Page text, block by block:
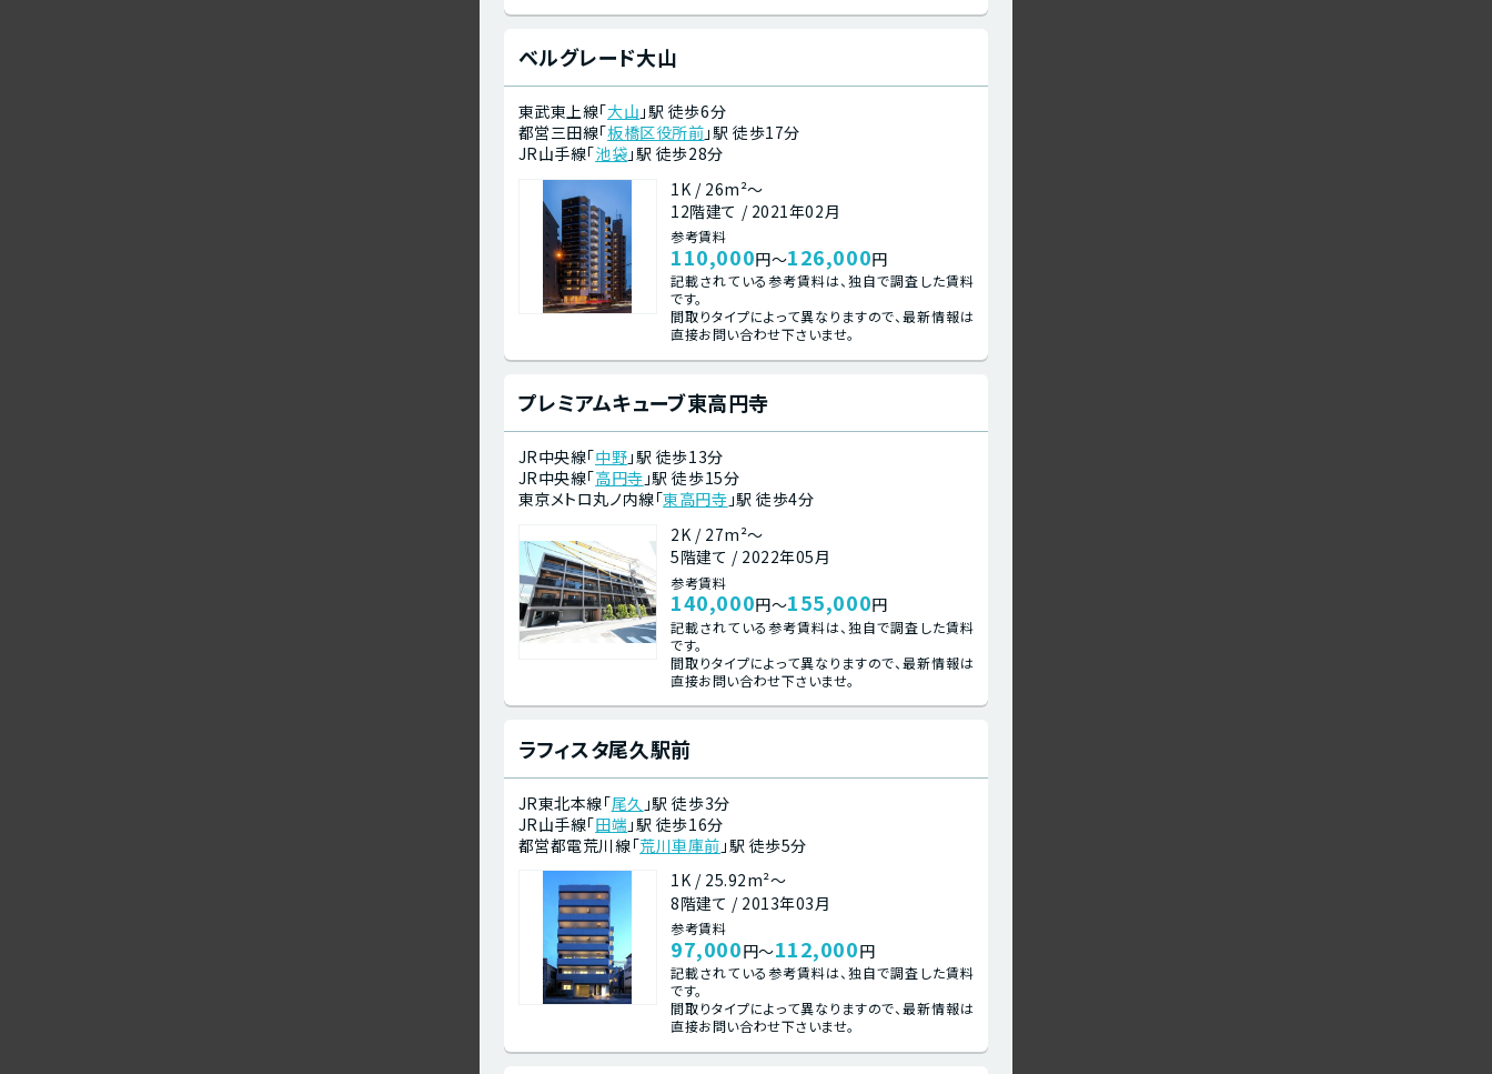
ベルグレード大山
東武東上線「大山 」駅 徒歩6分
都営三田線「板橋区役所前 」駅 徒歩17分
JR山手線「池袋 」駅 徒歩28分
1K / 26m²～
12階建て / 2021年02月
参考賃料
110,000円～126,000円
記載されている参考賃料は、独自で調査した賃料
です。
間取りタイプによって異なりますので、最新情報は
直接お問い合わせ下さいませ。
プレミアムキューブ東高円寺
JR中央線「中野 」駅 徒歩13分
JR中央線「高円寺 」駅 徒歩15分
東京メトロ丸ノ内線「東高円寺 」駅 徒歩4分
2K / 27m²～
5階建て / 2022年05月
参考賃料
140,000円～155,000円
記載されている参考賃料は、独自で調査した賃料
です。
間取りタイプによって異なりますので、最新情報は
直接お問い合わせ下さいませ。
ラフィスタ尾久駅前
JR東北本線「尾久 」駅 徒歩3分
JR山手線「田端 」駅 徒歩16分
都営都電荒川線「荒川車庫前 」駅 徒歩5分
1K / 25.92m²～
8階建て / 2013年03月
参考賃料
97,000円～112,000円
記載されている参考賃料は、独自で調査した賃料
です。
間取りタイプによって異なりますので、最新情報は
直接お問い合わせ下さいませ。